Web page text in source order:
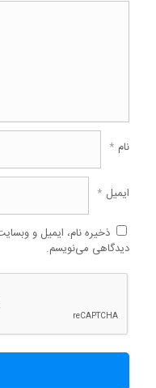
نام *
ایمیل *
ذخیره نام، ایمیل و
دیدگاهی می‌نویسم.